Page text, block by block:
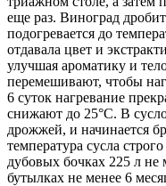
еще раз. Виноград
подогревается до
отдавала цвет и
улучшая ароматику и
перемешивают, чтобы
6 суток нагревание
снижают до 25°С. В
дрожжей, и начинается
температура сусла
дубовых бочках 225 л не
бутылках не менее 6